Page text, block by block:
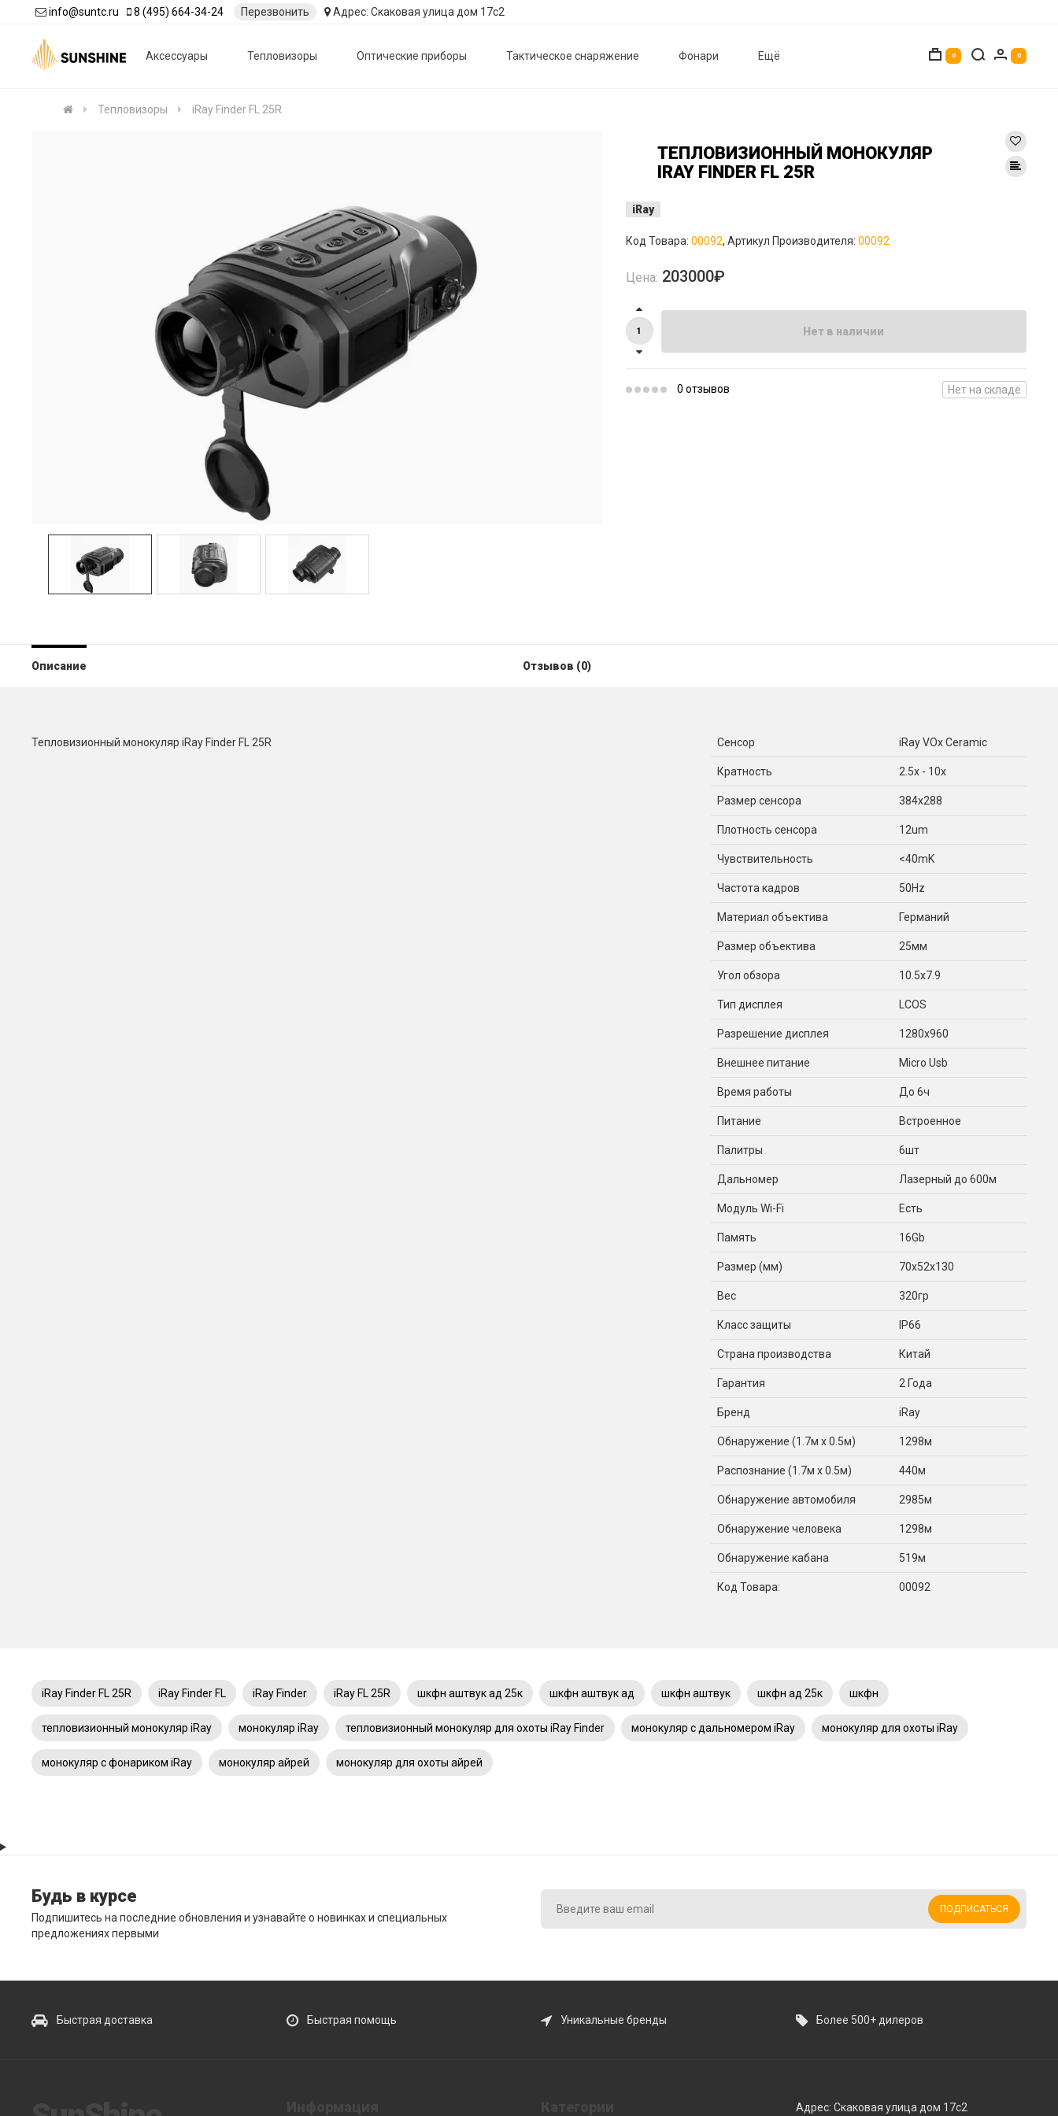
Аксессуары Тепловизоры Оптические приборы Тактическое снаряжение Фонари Ещё
info@suntc.ru 8 (495) 664-34-24 Перезвонить Адрес: Скаковая улица дом 17с2
0 0
Тепловизоры iRay Finder FL 25R
ТЕПЛОВИЗИОННЫЙ МОНОКУЛЯР
IRAY FINDER FL 25R
iRay
Код Товара: 00092, Артикул Производителя: 00092
Цена: 203000₽
Нет в наличии
0 отзывов Нет на складе
Описание Отзывов (0)
Тепловизионный монокуляр iRay Finder FL 25R Сенсор iRay VOx Ceramic
Кратность 2.5x - 10x
Размер сенсора 384x288
Плотность сенсора 12um
Чувствительность <40mK
Частота кадров 50Hz
Материал объектива Германий
Размер объектива 25мм
Угол обзора 10.5x7.9
Тип дисплея LCOS
Разрешение дисплея 1280x960
Внешнее питание Micro Usb
Время работы До 6ч
Питание Встроенное
Палитры 6шт
Дальномер Лазерный до 600м
Модуль Wi-Fi Есть
Память 16Gb
Размер (мм) 70x52x130
Вес 320гр
Класс защиты IP66
Страна производства Китай
Гарантия 2 Года
Бренд iRay
Обнаружение (1.7м x 0.5м) 1298м
Распознание (1.7м x 0.5м) 440м
Обнаружение автомобиля 2985м
Обнаружение человека 1298м
Обнаружение кабана 519м
Код Товара: 00092
iRay Finder FL 25R iRay Finder FL iRay Finder iRay FL 25R шкфн аштвук ад 25к шкфн аштвук ад шкфн аштвук шкфн ад 25к шкфн
тепловизионный монокуляр iRay монокуляр iRay тепловизионный монокуляр для охоты iRay Finder монокуляр с дальномером iRay монокуляр для охоты iRay
монокуляр с фонариком iRay монокуляр айрей монокуляр для охоты айрей
Будь в курсе
Подпишитесь на последние обновления и узнавайте о новинках и специальных
предложениях первыми
ПОДПИСАТЬСЯ
Быстрая доставка Быстрая помощь Уникальные бренды Более 500+ дилеров
Адрес: Скаковая улица дом 17с2